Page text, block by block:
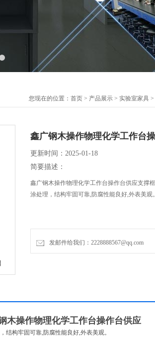
您现在的位置： 首页 > 产品展示 > 实验室家具 >
鑫广钢木操作物理化学工作台
更新时间：2025-01-18
简要描述：
鑫广钢木操作物理化学工作台操作台供应支撑
涂处理，结构牢固可靠,防腐性能良好,外表美观。
发邮件给我们：2228888567@qq.com
木操作物理化学工作台操作台供应
结构牢固可靠,防腐性能良好,外表美观。